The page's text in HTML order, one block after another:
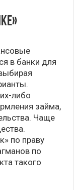
в банки для
либо
займа,
Чаще
по праву
по
такого